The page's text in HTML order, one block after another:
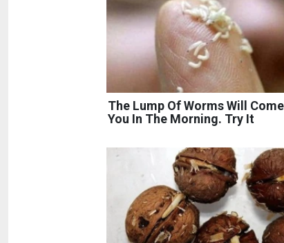
The Lump Of Worms Will
You In The Morning. Try It